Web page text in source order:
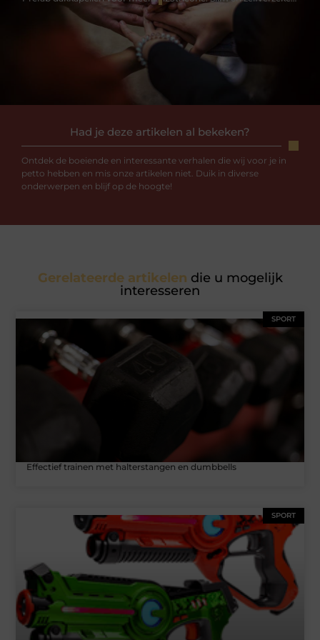
Had je deze artikelen al bekeken?
Ontdek de boeiende en interessante verhalen die wij voor je in
petto hebben en mis onze artikelen niet. Duik in diverse
onderwerpen en blijf op de hoogte!
Gerelateerde artikelen die u mogelijk
interesseren
SPORT
Effectief trainen met halterstangen en dumbbells
SPORT